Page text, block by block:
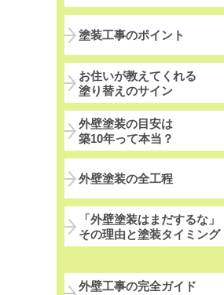
塗装工事のポイント
お住いが教えてくれる
塗り替えのサイン
外壁塗装の目安は
築10年って本当？
外壁塗装の全工程
「外壁塗装はまだするな」
その理由と塗装タイミング
外壁工事の完全ガイド